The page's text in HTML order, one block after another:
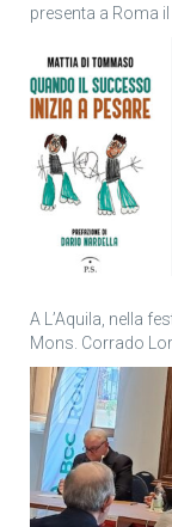
presenta a Roma
A L’Aquila, nella
Mons. Corrado